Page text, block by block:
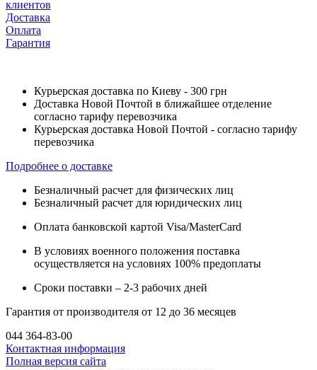
клиентов
Доставка
Оплата
Гарантия
Курьерская доставка по Киеву - 300 грн
Доставка Новой Почтой в ближайшее отделение
согласно тарифу перевозчика
Курьерская доставка Новой Почтой - согласно тарифу
перевозчика
Подробнее о доставке
Безналичный расчет для физических лиц
Безналичный расчет для юридических лиц
Оплата банковской картой Visa/MasterCard
В условиях военного положения поставка
осуществляется на условиях 100% предоплаты
Сроки поставки – 2-3 рабочих дней
Гарантия от производителя от 12 до 36 месяцев
044 364-83-00
Контактная информация
Полная версия сайта